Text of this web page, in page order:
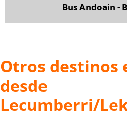
Bus Andoain -
Otros destinos
desde
Lecumberri/